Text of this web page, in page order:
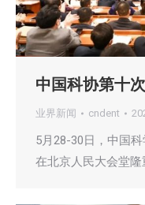
中国科协第十
业界新闻 cndent
5月28-30日，中国
在北京人民大会堂隆